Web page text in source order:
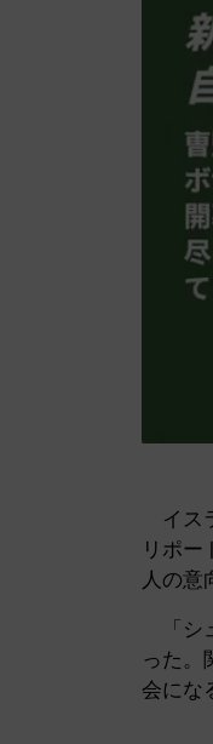
イス
リポ
人の意
「シ
った。
会にな